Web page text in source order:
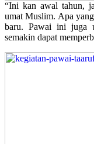
“Ini kan awal tahun,
umat Muslim. Apa
baru. Pawai ini juga
semakin dapat